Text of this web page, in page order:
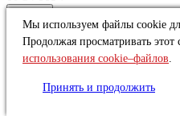
Мы используем файлы cookie
Продолжая просматривать этот
использования cookie–файлов.
Принять и продолжить